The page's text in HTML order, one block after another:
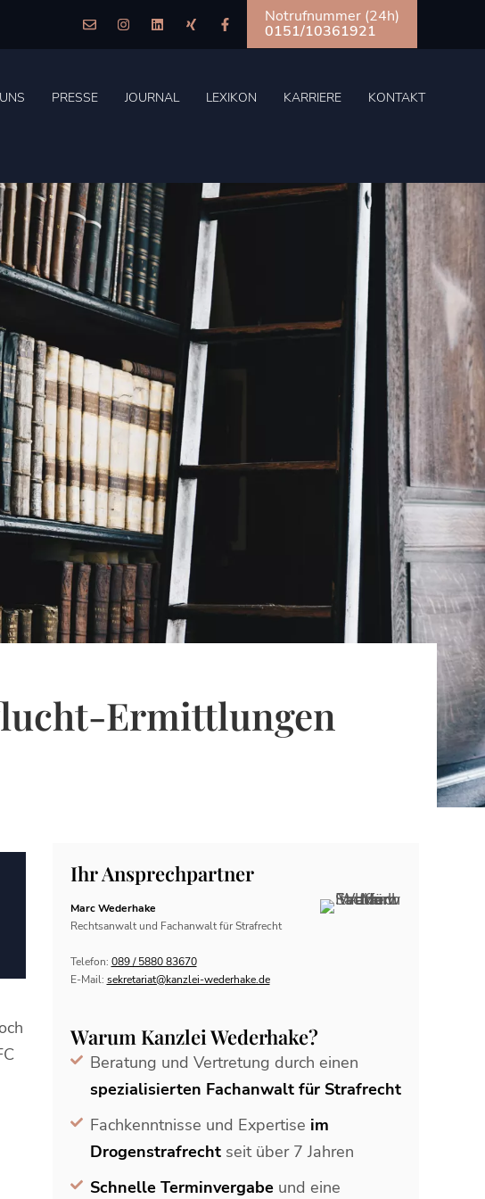
Notrufnummer (24h)
0151/10361921
PRESSE JOURNAL LEXIKON KARRIERE KONTAKT
Ermittlungen
Ihr Ansprechpartner
Marc Wederhake
Rechtsanwalt und Fachanwalt für Strafrecht
Telefon: 089 / 5880 83670
E-Mail: sekretariat@kanzlei-wederhake.de
Warum Kanzlei Wederhake?
Beratung und Vertretung durch einen
spezialisierten Fachanwalt für Strafrecht
Fachkenntnisse und Expertise im
Drogenstrafrecht seit über 7 Jahren
Schnelle Terminvergabe und eine